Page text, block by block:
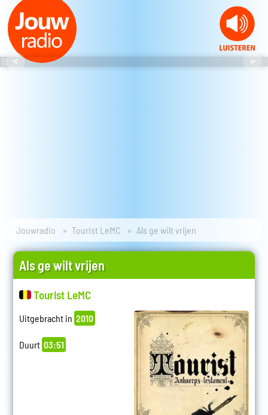
Jouwradio Tourist LeMC Als ge wilt vrijen
Als ge wilt vrijen
Tourist LeMC
Uitgebracht in 2010
Duurt 03:51